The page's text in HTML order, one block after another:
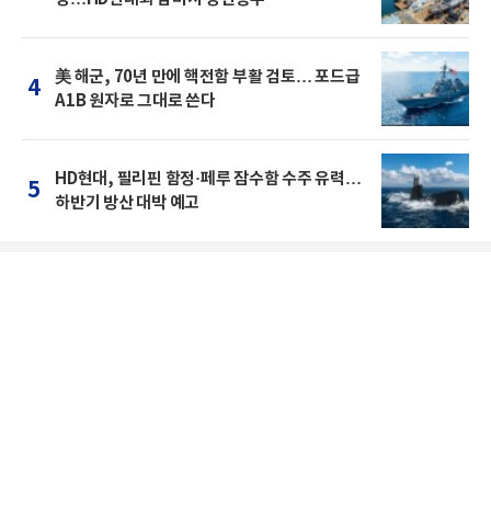
4
美 해군, 70년 만에 핵전함 부활 검토… 포드급
A1B 원자로 그대로 쓴다
5
HD현대, 필리핀 함정·페루 잠수함 수주 유력…
하반기 방산 대박 예고